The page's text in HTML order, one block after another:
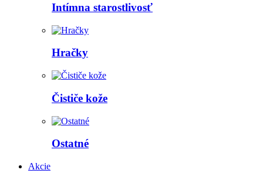
Intímna starostlivosť
Hračky
Čističe kože
Ostatné
Akcie